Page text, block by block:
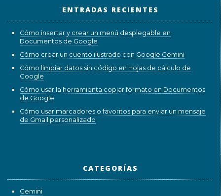
ENTRADAS RECIENTES
Cómo insertar y crear un menú desplegable en
Documentos de Google
Cómo crear un cuento ilustrado con Google Gemini
Cómo limpiar datos sin código en Hojas de cálculo de
Google
Cómo usar la herramienta copiar formato en Documentos
de Google
Cómo usar marcadores o favoritos para enviar un mensaje
de Gmail personalizado
CATEGORÍAS
Gemini